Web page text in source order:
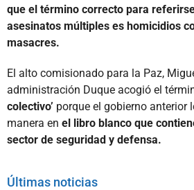
que el término correcto para
asesinatos múltiples es homicidios
masacres.
El alto comisionado para la Paz,
administración Duque acogió el
colectivo’ porque el gobierno anterior
manera en el libro blanco que
sector de seguridad y defensa.
Últimas noticias